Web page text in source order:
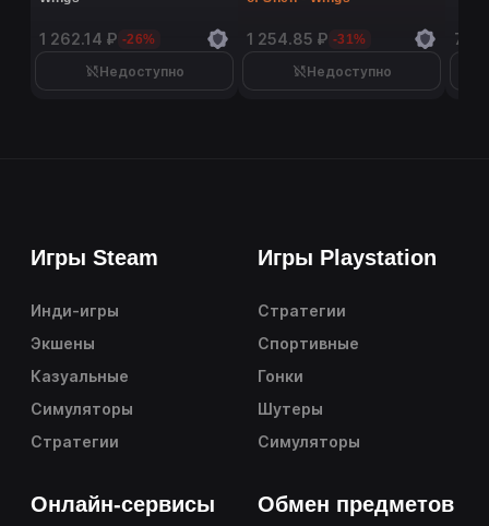
1 262.14 ₽ -26%
Недоступно
1 254.85 ₽ -31%
Недоступно
7
Игры Steam
Инди-игры
Экшены
Казуальные
Симуляторы
Стратегии
Игры Playstation
Стратегии
Спортивные
Гонки
Шутеры
Симуляторы
Онлайн-сервисы Обмен предметов